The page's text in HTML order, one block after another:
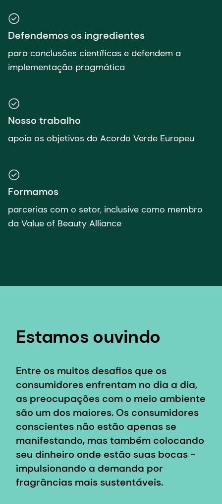
Defendemos os ingredientes
para conclusões científicas e defendem a
implementação pragmática
Nosso trabalho
apoia os objetivos do Acordo Verde Europeu
Formamos
parcerias com o setor, inclusive como membro
da Value of Beauty Alliance
Estamos ouvindo
Entre os muitos desafios que os
consumidores enfrentam no dia a dia,
as preocupações com o meio ambiente
são um dos maiores. Os consumidores
conscientes não estão apenas se
manifestando, mas também colocando
seu dinheiro onde estão suas bocas -
impulsionando a demanda por
fragrâncias mais sustentáveis.